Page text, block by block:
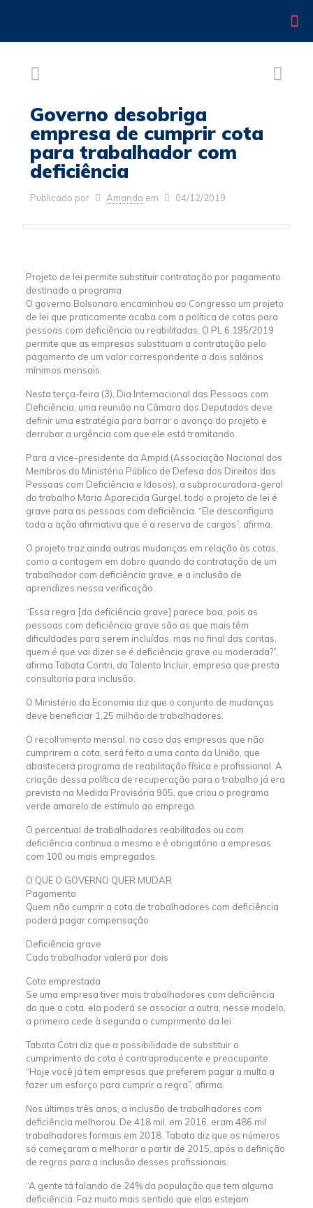
Governo desobriga
empresa de cumprir cota
para trabalhador com
deficiência
Publicado por Amanda em 04/12/2019
Projeto de lei permite substituir contratação por pagamento
destinado a programa
O governo Bolsonaro encaminhou ao Congresso um projeto
de lei que praticamente acaba com a política de cotas para
pessoas com deficiência ou reabilitadas. O PL 6.195/2019
permite que as empresas substituam a contratação pelo
pagamento de um valor correspondente a dois salários
mínimos mensais.
Nesta terça-feira (3), Dia Internacional das Pessoas com
Deficiência, uma reunião na Câmara dos Deputados deve
definir uma estratégia para barrar o avanço do projeto e
derrubar a urgência com que ele está tramitando.
Para a vice-presidente da Ampid (Associação Nacional dos
Membros do Ministério Público de Defesa dos Direitos das
Pessoas com Deficiência e Idosos), a subprocuradora-geral
do trabalho Maria Aparecida Gurgel, todo o projeto de lei é
grave para as pessoas com deficiência. “Ele desconfigura
toda a ação afirmativa que é a reserva de cargos”, afirma.
O projeto traz ainda outras mudanças em relação às cotas,
como a contagem em dobro quando da contratação de um
trabalhador com deficiência grave, e a inclusão de
aprendizes nessa verificação.
“Essa regra [da deficiência grave] parece boa, pois as
pessoas com deficiência grave são as que mais têm
dificuldades para serem incluídas, mas no final das contas,
quem é que vai dizer se é deficiência grave ou moderada?”,
afirma Tabata Contri, da Talento Incluir, empresa que presta
consultoria para inclusão.
O Ministério da Economia diz que o conjunto de mudanças
deve beneficiar 1,25 milhão de trabalhadores.
O recolhimento mensal, no caso das empresas que não
cumprirem a cota, será feito a uma conta da União, que
abastecerá programa de reabilitação física e profissional. A
criação dessa política de recuperação para o trabalho já era
prevista na Medida Provisória 905, que criou o programa
verde amarelo de estímulo ao emprego.
O percentual de trabalhadores reabilitados ou com
deficiência continua o mesmo e é obrigatório a empresas
com 100 ou mais empregados.
O QUE O GOVERNO QUER MUDAR
Pagamento
Quem não cumprir a cota de trabalhadores com deficiência
poderá pagar compensação
Deficiência grave
Cada trabalhador valerá por dois
Cota emprestada
Se uma empresa tiver mais trabalhadores com deficiência
do que a cota, ela poderá se associar a outra; nesse modelo,
a primeira cede à segunda o cumprimento da lei
​Tabata Cotri diz que a possibilidade de substituir o
cumprimento da cota é contraproducente e preocupante.
“Hoje você já tem empresas que preferem pagar a multa a
fazer um esforço para cumprir a regra”, afirma.
Nos últimos três anos, a inclusão de trabalhadores com
deficiência melhorou. De 418 mil, em 2016, eram 486 mil
trabalhadores formais em 2018. Tabata diz que os números
só começaram a melhorar a partir de 2015, após a definição
de regras para a inclusão desses profissionais.
“A gente tá falando de 24% da população que tem alguma
deficiência. Faz muito mais sentido que elas estejam